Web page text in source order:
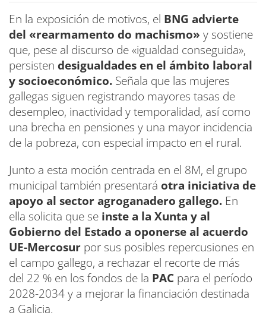
En la exposición de motivos, el BNG advierte
del «rearmamento do machismo» y sostiene
que, pese al discurso de «igualdad conseguida»,
persisten desigualdades en el ámbito laboral
y socioeconómico. Señala que las mujeres
gallegas siguen registrando mayores tasas de
desempleo, inactividad y temporalidad, así como
una brecha en pensiones y una mayor incidencia
de la pobreza, con especial impacto en el rural.
Junto a esta moción centrada en el 8M, el grupo
municipal también presentará otra iniciativa de
apoyo al sector agroganadero gallego. En
ella solicita que se inste a la Xunta y al
Gobierno del Estado a oponerse al acuerdo
UE-Mercosur por sus posibles repercusiones en
el campo gallego, a rechazar el recorte de más
del 22 % en los fondos de la PAC para el período
2028-2034 y a mejorar la financiación destinada
a Galicia.